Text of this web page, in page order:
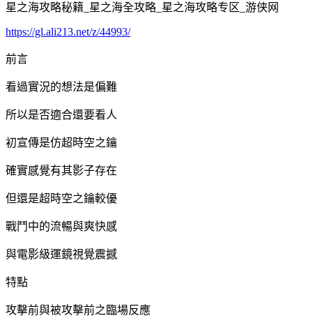
星之海攻略秘籍_星之海全攻略_星之海攻略专区_游侠网
https://gl.ali213.net/z/44993/
前言
看過實況的想法是偏難
所以是否適合還要看人
初宣傳是仿超時空之鑰
確實感覺有其影子存在
但還是超時空之鑰較優
戰鬥中的流暢與爽快感
與電影級運鏡視覺震撼
特點
攻擊前與被攻擊前之臨場反應